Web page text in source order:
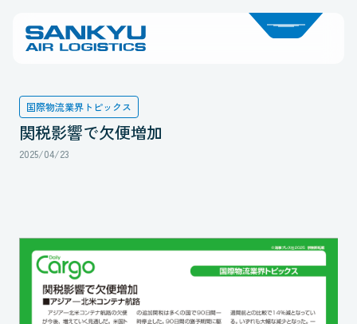
国際物流業界トピックス
関税影響で欠便増加
2025/04/23